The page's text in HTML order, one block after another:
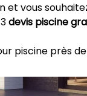
et vous
devis piscine
piscine près